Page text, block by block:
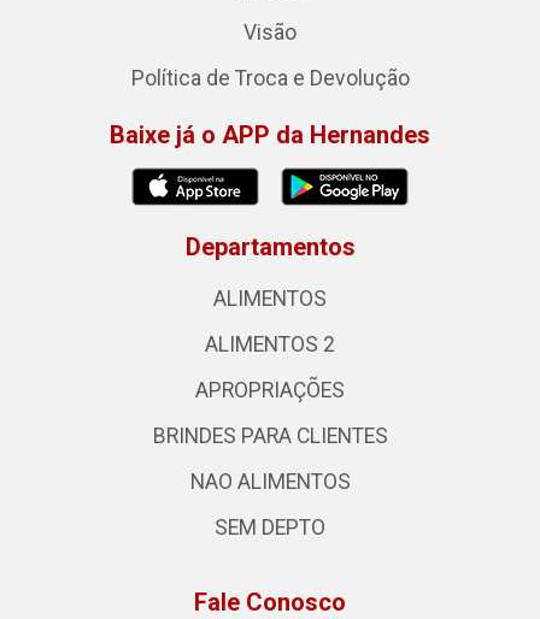
Visão
Política de Troca e Devolução
Baixe já o APP da Hernandes
Departamentos
ALIMENTOS
ALIMENTOS 2
APROPRIAÇÕES
BRINDES PARA CLIENTES
NAO ALIMENTOS
SEM DEPTO
Fale Conosco